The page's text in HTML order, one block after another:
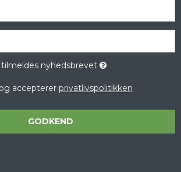
nyhedsbrevet
accepterer privatlivspolitikken
GODKEND